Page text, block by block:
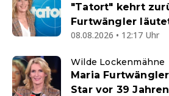
"Tatort" kehrt
Furtwängler
08.08.2026 • 12:17 Uhr
Wilde Lockenmähne
Maria
Star vor 39 Jahren